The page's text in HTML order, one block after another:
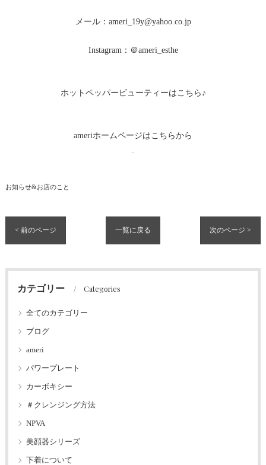
メール：ameri_19y@yahoo.co.jp
Instagram：＠ameri_esthe
ホットペッパービューティーはこちら♪
ameriホームページはこちらから
.
お知らせ&お店のこと
< 前のページ 一覧に戻る 次のページ >
カテゴリー Categories
全てのカテゴリー
ブログ
ameri
パワープレート
カーボキシー
＃クレンジング方法
NPVA
美顔器シリーズ
下着について